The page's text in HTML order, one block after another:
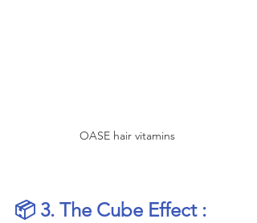
OASE hair vitamins
📦 3. The Cube Effect :